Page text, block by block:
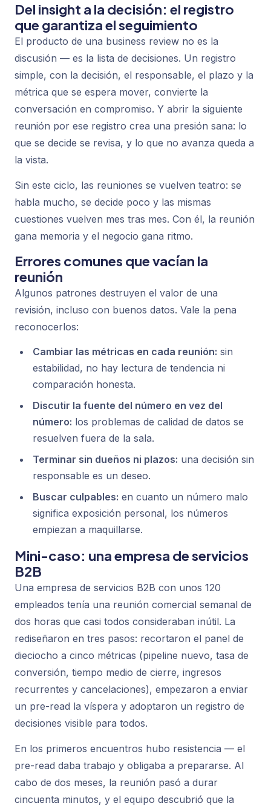
Del insight a la decisión: el registro
que garantiza el seguimiento
El producto de una business review no es la
discusión — es la lista de decisiones. Un registro
simple, con la decisión, el responsable, el plazo y la
métrica que se espera mover, convierte la
conversación en compromiso. Y abrir la siguiente
reunión por ese registro crea una presión sana: lo
que se decide se revisa, y lo que no avanza queda a
la vista.
Sin este ciclo, las reuniones se vuelven teatro: se
habla mucho, se decide poco y las mismas
cuestiones vuelven mes tras mes. Con él, la reunión
gana memoria y el negocio gana ritmo.
Errores comunes que vacían la
reunión
Algunos patrones destruyen el valor de una
revisión, incluso con buenos datos. Vale la pena
reconocerlos:
Cambiar las métricas en cada reunión: sin
estabilidad, no hay lectura de tendencia ni
comparación honesta.
Discutir la fuente del número en vez del
número: los problemas de calidad de datos se
resuelven fuera de la sala.
Terminar sin dueños ni plazos: una decisión sin
responsable es un deseo.
Buscar culpables: en cuanto un número malo
significa exposición personal, los números
empiezan a maquillarse.
Mini-caso: una empresa de servicios
B2B
Una empresa de servicios B2B con unos 120
empleados tenía una reunión comercial semanal de
dos horas que casi todos consideraban inútil. La
rediseñaron en tres pasos: recortaron el panel de
dieciocho a cinco métricas (pipeline nuevo, tasa de
conversión, tiempo medio de cierre, ingresos
recurrentes y cancelaciones), empezaron a enviar
un pre-read la víspera y adoptaron un registro de
decisiones visible para todos.
En los primeros encuentros hubo resistencia — el
pre-read daba trabajo y obligaba a prepararse. Al
cabo de dos meses, la reunión pasó a durar
cincuenta minutos, y el equipo descubrió que la